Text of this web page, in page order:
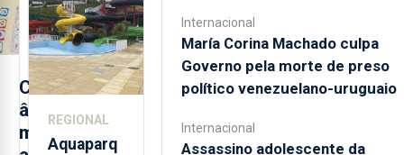
C
â
m
entre
2021 e
2025 nos
Açores
REGIONAL
Aquaparq
Internacional
María Corina Machado culpa
Governo pela morte de preso
político venezuelano-uruguaio
Internacional
Assassino adolescente da